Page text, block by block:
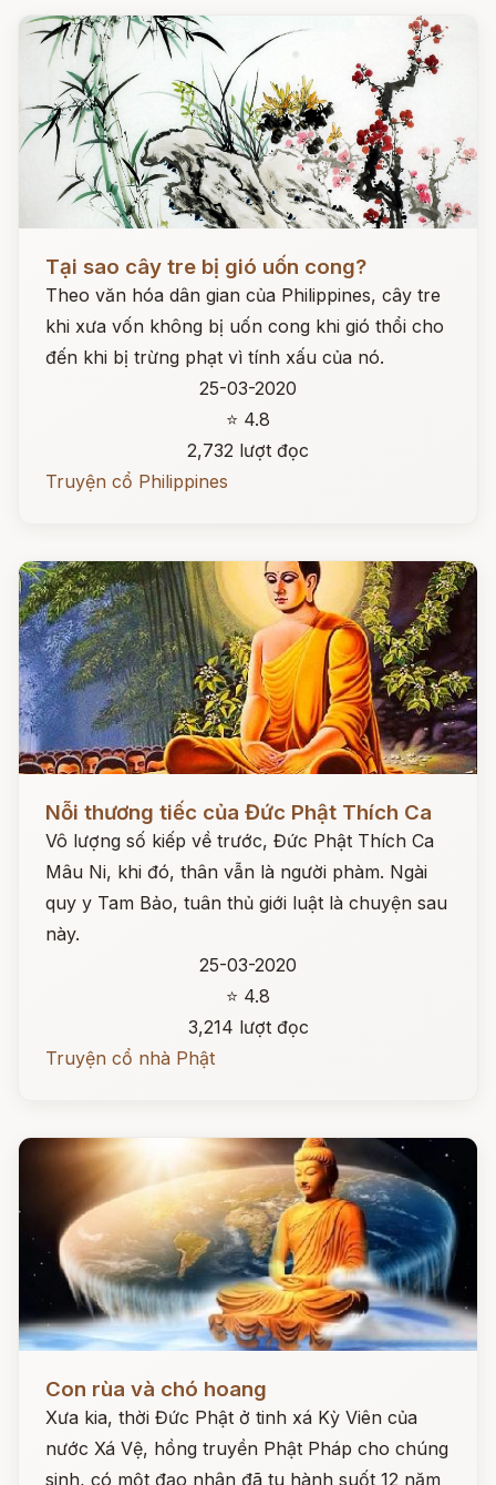
Tại sao cây tre bị gió uốn cong?
Theo văn hóa dân gian của Philippines, cây tre
khi xưa vốn không bị uốn cong khi gió thổi cho
đến khi bị trừng phạt vì tính xấu của nó.
25-03-2020
⭐ 4.8
2,732 lượt đọc
Truyện cổ Philippines
Đọc ngay
Nỗi thương tiếc của Đức Phật Thích Ca
Vô lượng số kiếp về trước, Đức Phật Thích Ca
Mâu Ni, khi đó, thân vẫn là người phàm. Ngài
quy y Tam Bảo, tuân thủ giới luật là chuyện sau
này.
25-03-2020
⭐ 4.8
3,214 lượt đọc
Truyện cổ nhà Phật
Con rùa và chó hoang
Xưa kia, thời Đức Phật ở tinh xá Kỳ Viên của
nước Xá Vệ, hồng truyền Phật Pháp cho chúng
sinh, có một đạo nhân đã tu hành suốt 12 năm